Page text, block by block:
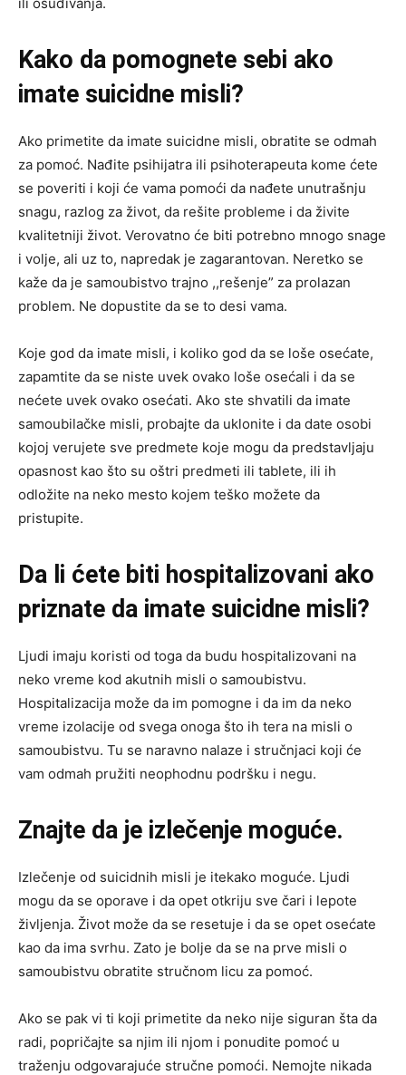
Kako da pomognete sebi ako
imate suicidne misli?
Ako primetite da imate suicidne misli, obratite se odmah
za pomoć. Nađite psihijatra ili psihoterapeuta kome ćete
se poveriti i koji će vama pomoći da nađete unutrašnju
snagu, razlog za život, da rešite probleme i da živite
kvalitetniji život. Verovatno će biti potrebno mnogo snage
i volje, ali uz to, napredak je zagarantovan. Neretko se
kaže da je samoubistvo trajno ,,rešenje” za prolazan
problem. Ne dopustite da se to desi vama.
Koje god da imate misli, i koliko god da se loše osećate,
zapamtite da se niste uvek ovako loše osećali i da se
nećete uvek ovako osećati. Ako ste shvatili da imate
samoubilačke misli, probajte da uklonite i da date osobi
kojoj verujete sve predmete koje mogu da predstavljaju
opasnost kao što su oštri predmeti ili tablete, ili ih
odložite na neko mesto kojem teško možete da
pristupite.
Da li ćete biti hospitalizovani ako
priznate da imate suicidne misli?
Ljudi imaju koristi od toga da budu hospitalizovani na
neko vreme kod akutnih misli o samoubistvu.
Hospitalizacija može da im pomogne i da im da neko
vreme izolacije od svega onoga što ih tera na misli o
samoubistvu. Tu se naravno nalaze i stručnjaci koji će
vam odmah pružiti neophodnu podršku i negu.
Znajte da je izlečenje moguće.
Izlečenje od suicidnih misli je itekako moguće. Ljudi
mogu da se oporave i da opet otkriju sve čari i lepote
življenja. Život može da se resetuje i da se opet osećate
kao da ima svrhu. Zato je bolje da se na prve misli o
samoubistvu obratite stručnom licu za pomoć.
Ako se pak vi ti koji primetite da neko nije siguran šta da
radi, popričajte sa njim ili njom i ponudite pomoć u
traženju odgovarajuće stručne pomoći. Nemojte nikada